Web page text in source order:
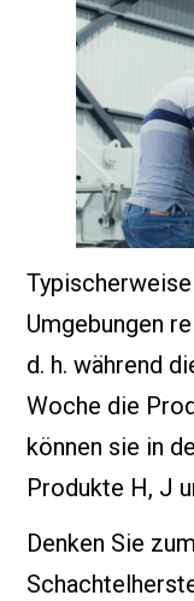
Umgebungen
d. h. während
Woche die
können sie in
Produkte H, J
Denken Sie